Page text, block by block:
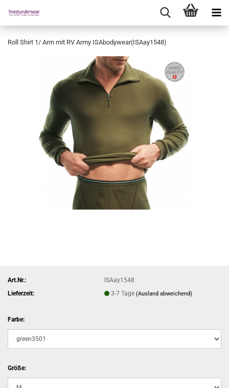
Roll Shirt 1/ Arm mit RV Army ISAbodywear(ISAay1548)
Art.Nr.:
ISAay1548
Lieferzeit:
3-7 Tage(Ausland abweichend)
Farbe:
Größe: